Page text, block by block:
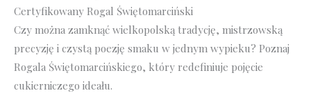
Certyfikowany Rogal Świętomarciński
Czy można zamknąć wielkopolską tradycję, mistrzowską
precyzję i czystą poezję smaku w jednym wypieku? Poznaj
Rogala Świętomarcińskiego, który redefiniuje pojęcie
cukierniczego ideału.